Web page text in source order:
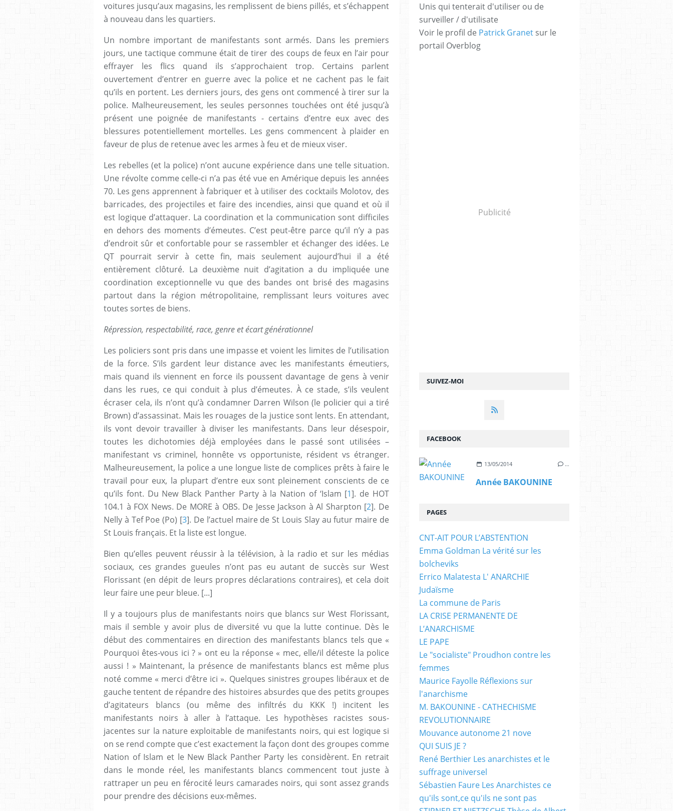
voitures jusqu’aux magasins, les remplissent de biens pillés, et s’échappent
à nouveau dans les quartiers.
Un nombre important de manifestants sont armés. Dans les premiers
jours, une tactique commune était de tirer des coups de feux en l’air pour
effrayer les flics quand ils s’approchaient trop. Certains parlent
ouvertement d’entrer en guerre avec la police et ne cachent pas le fait
qu’ils en portent. Les derniers jours, des gens ont commencé à tirer sur la
police. Malheureusement, les seules personnes touchées ont été jusqu’à
présent une poignée de manifestants - certains d’entre eux avec des
blessures potentiellement mortelles. Les gens commencent à plaider en
faveur de plus de retenue avec les armes à feu et de mieux viser.
Les rebelles (et la police) n’ont aucune expérience dans une telle situation.
Une révolte comme celle-ci n’a pas été vue en Amérique depuis les années
70. Les gens apprennent à fabriquer et à utiliser des cocktails Molotov, des
barricades, des projectiles et faire des incendies, ainsi que quand et où il
est logique d’attaquer. La coordination et la communication sont difficiles
en dehors des moments d’émeutes. C’est peut-être parce qu’il n’y a pas
d’endroit sûr et confortable pour se rassembler et échanger des idées. Le
QT pourrait servir à cette fin, mais seulement aujourd’hui il a été
entièrement clôturé. La deuxième nuit d’agitation a du impliquée une
coordination exceptionnelle vu que des bandes ont brisé des magasins
partout dans la région métropolitaine, remplissant leurs voitures avec
toutes sortes de biens.
Répression, respectabilité, race, genre et écart générationnel
Les policiers sont pris dans une impasse et voient les limites de l’utilisation
de la force. S’ils gardent leur distance avec les manifestants émeutiers,
mais quand ils viennent en force ils poussent davantage de gens à venir
dans les rues, ce qui conduit à plus d’émeutes. À ce stade, s’ils veulent
écraser cela, ils n’ont qu’à condamner Darren Wilson (le policier qui a tiré
Brown) d’assassinat. Mais les rouages ​​de la justice sont lents. En attendant,
ils vont devoir travailler à diviser les manifestants. Dans leur désespoir,
toutes les dichotomies déjà employées dans le passé sont utilisées –
manifestant vs criminel, honnête vs opportuniste, résident vs étranger.
Malheureusement, la police a une longue liste de complices prêts à faire le
travail pour eux, la plupart d’entre eux sont pleinement conscients de ce
qu’ils font. Du New Black Panther Party à la Nation of ‘Islam [1]. de HOT
104.1 à FOX News. De MORE à OBS. De Jesse Jackson à Al Sharpton [2]. De
Nelly à Tef Poe (Po) [3]. De l’actuel maire de St Louis Slay au futur maire de
St Louis français. Et la liste est longue.
Bien qu’elles peuvent réussir à la télévision, à la radio et sur les médias
sociaux, ces grandes gueules n’ont pas eu autant de succès sur West
Florissant (en dépit de leurs propres déclarations contraires), et cela doit
leur faire une peur bleue. [...]
Il y a toujours plus de manifestants noirs que blancs sur West Florissant,
mais il semble y avoir plus de diversité vu que la lutte continue. Dès le
début des commentaires en direction des manifestants blancs tels que «
Pourquoi êtes-vous ici ? » ont eu la réponse « mec, elle/il déteste la police
aussi ! » Maintenant, la présence de manifestants blancs est même plus
noté comme « merci d’être ici ». Quelques sinistres groupes libéraux et de
gauche tentent de répandre des histoires absurdes que des petits groupes
d’agitateurs blancs (ou même des infiltrés du KKK !) incitent les
manifestants noirs à aller à l’attaque. Les hypothèses racistes sous-
jacentes sur la nature exploitable de manifestants noirs, qui est logique si
on se rend compte que c’est exactement la façon dont des groupes comme
Nation of Islam et le New Black Panther Party les considèrent. En retrait
dans le monde réel, les manifestants blancs commencent tout juste à
rattraper un peu en férocité leurs camarades noirs, qui sont assez grands
pour prendre des décisions eux-mêmes.
SUIVEZ-MOI
Unis qui tenterait d'utiliser ou de
surveiller / d'utilisate
Voir le profil de Patrick Granet sur le
portail Overblog
Publicité
FACEBOOK
13/05/2014 …
Année BAKOUNINE
PAGES
CNT-AIT POUR L’ABSTENTION
Emma Goldman La vérité sur les
bolcheviks
Errico Malatesta L' ANARCHIE
Judaïsme
La commune de Paris
LA CRISE PERMANENTE DE
L’ANARCHISME
LE PAPE
Le "socialiste" Proudhon contre les
femmes
Maurice Fayolle Réflexions sur
l'anarchisme
M. BAKOUNINE - CATHECHISME
REVOLUTIONNAIRE
Mouvance autonome 21 nove
QUI SUIS JE ?
René Berthier Les anarchistes et le
suffrage universel
Sébastien Faure Les Anarchistes ce
qu'ils sont,ce qu'ils ne sont pas